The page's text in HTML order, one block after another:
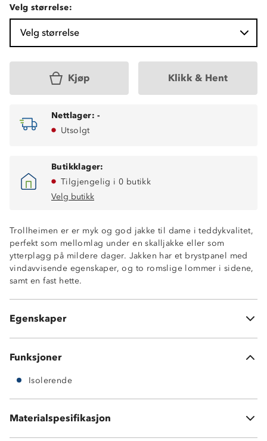
Velg størrelse:
Velg størrelse
Kjøp Klikk & Hent
Nettlager: -
Utsolgt
Butikklager:
Tilgjengelig i 0 butikk
Velg butikk
Trollheimen er er myk og god jakke til dame i teddykvalitet,
perfekt som mellomlag under en skalljakke eller som
ytterplagg på mildere dager. Jakken har et brystpanel med
vindavvisende egenskaper, og to romslige lommer i sidene,
samt en fast hette.
Egenskaper
Isolerende
Vindavvisende brystpanel
To stikklommer i sidene
Fast hette
Økotex-sertifisert standard 100
Funksjoner
Isolerende
Materialspesifikasjon
100 % polyester